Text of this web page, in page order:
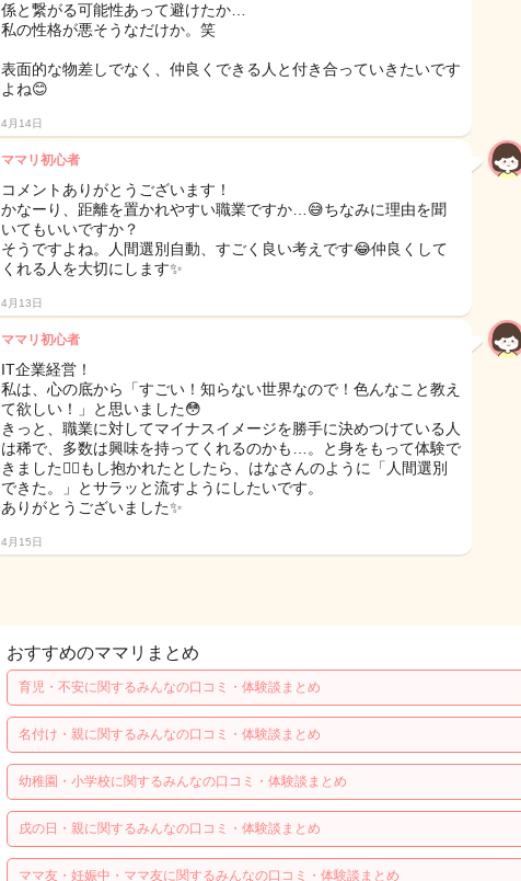
係と繋がる可能性あって避けたか…
私の性格が悪そうなだけか。笑
表面的な物差しでなく、仲良くできる人と付き合っていきたいです
よね😊
4月14日
ママリ初心者
コメントありがとうございます！
かなーり、距離を置かれやすい職業ですか…😅ちなみに理由を聞
いてもいいですか？
そうですよね。人間選別自動、すごく良い考えです😂仲良くして
くれる人を大切にします✨
4月13日
ママリ初心者
IT企業経営！
私は、心の底から「すごい！知らない世界なので！色んなこと教え
て欲しい！」と思いました😳
きっと、職業に対してマイナスイメージを勝手に決めつけている人
は稀で、多数は興味を持ってくれるのかも…。と身をもって体験で
きました🙇‍♀️もし抱かれたとしたら、はなさんのように「人間選別
できた。」とサラッと流すようにしたいです。
ありがとうございました✨
4月15日
おすすめのママリまとめ
育児・不安に関するみんなの口コミ・体験談まとめ
名付け・親に関するみんなの口コミ・体験談まとめ
幼稚園・小学校に関するみんなの口コミ・体験談まとめ
戌の日・親に関するみんなの口コミ・体験談まとめ
ママ友・妊娠中・ママ友に関するみんなの口コミ・体験談まとめ